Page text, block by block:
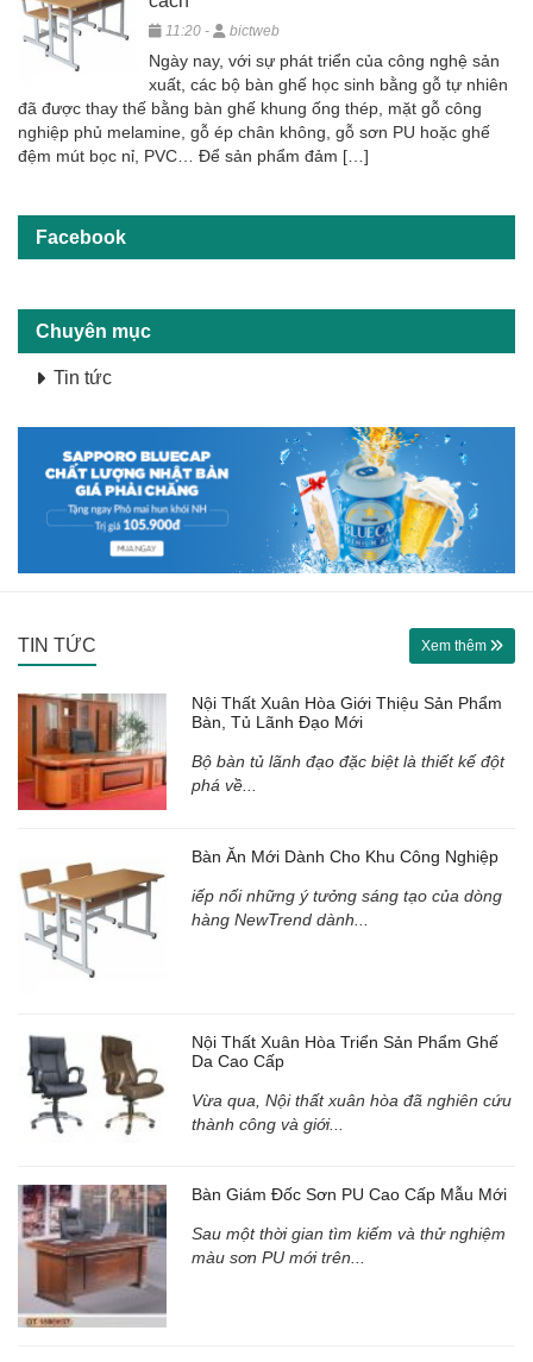
11:20 - bictweb
Ngày nay, với sự phát triển của công nghệ sản
xuất, các bộ bàn ghế học sinh bằng gỗ tự nhiên
đã được thay thế bằng bàn ghế khung ống thép, mặt gỗ công
nghiệp phủ melamine, gỗ ép chân không, gỗ sơn PU hoặc ghế
đệm mút bọc nỉ, PVC… Để sản phẩm đảm […]
Facebook
Chuyên mục
Tin tức
TIN TỨC Xem thêm
Nội Thất Xuân Hòa Giới Thiệu Sản Phẩm
Bàn, Tủ Lãnh Đạo Mới
Bộ bàn tủ lãnh đạo đặc biệt là thiết kế đột
phá về...
Bàn Ăn Mới Dành Cho Khu Công Nghiệp
iếp nối những ý tưởng sáng tạo của dòng
hàng NewTrend dành...
Nội Thất Xuân Hòa Triển Sản Phẩm Ghế
Da Cao Cấp
Vừa qua, Nội thất xuân hòa đã nghiên cứu
thành công và giới...
Bàn Giám Đốc Sơn PU Cao Cấp Mẫu Mới
Sau một thời gian tìm kiếm và thử nghiệm
màu sơn PU mới trên...